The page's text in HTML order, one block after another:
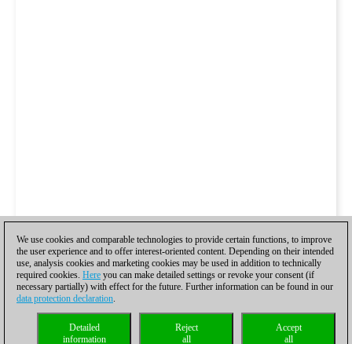
We use cookies and comparable technologies to provide certain functions, to improve
the user experience and to offer interest-oriented content. Depending on their intended
use, analysis cookies and marketing cookies may be used in addition to technically
required cookies. Here you can make detailed settings or revoke your consent (if
necessary partially) with effect for the future. Further information can be found in our
data protection declaration.
Accept
all
Reject
all
Detailed
information